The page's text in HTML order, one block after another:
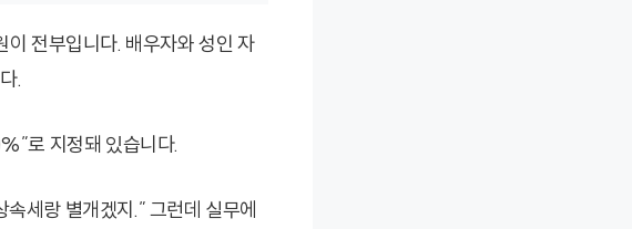
전부입니다. 배우자와 성인 자
.
로 지정돼 있습니다.
세랑 별개겠지.” 그런데 실무에